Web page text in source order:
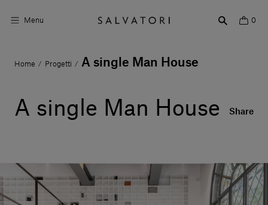
Menu 0
Superfici
Arredo casa
Shop the Look
Storie di Design
Home / Progetti / A single Man House
A single Man House Share